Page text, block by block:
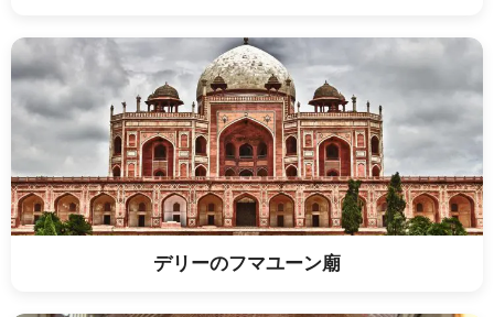
デリーのフマユーン廟